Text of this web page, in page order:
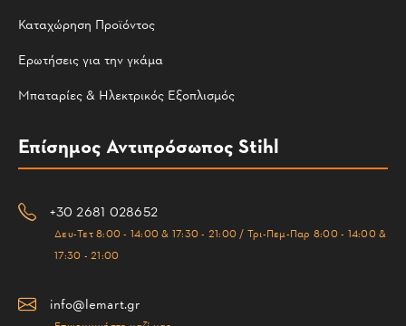
Καταχώρηση Προϊόντος
Ερωτήσεις για την γκάμα
Μπαταρίες & Ηλεκτρικός Εξοπλισμός
Επίσημος Αντιπρόσωπος Stihl
+30 2681 028652
Δευ-Τετ 8:00 - 14:00 & 17:30 - 21:00 / Τρι-Πεμ-Παρ 8:00 - 14:00 &
17:30 - 21:00
info@lemart.gr